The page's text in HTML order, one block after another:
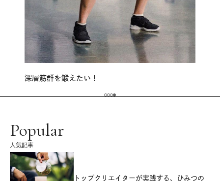
深層筋群を鍛えたい！
Popular
人気記事
トップクリエイターが実践する、ひみつの